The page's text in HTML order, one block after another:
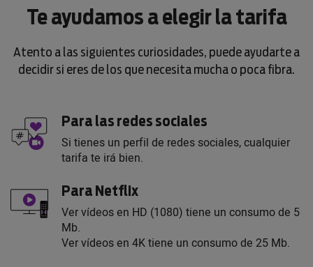
Te ayudamos a elegir la tarifa
Atento a las siguientes curiosidades, puede ayudarte a
decidir si eres de los que necesita mucha o poca fibra.
Para las redes sociales
Si tienes un perfil de redes sociales, cualquier
tarifa te irá bien.
Para Netflix
Ver vídeos en HD (1080) tiene un consumo de 5
Mb.
Ver vídeos en 4K tiene un consumo de 25 Mb.